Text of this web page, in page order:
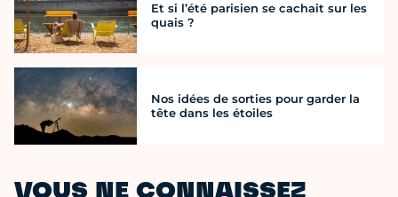
Et si l’été parisien se cachait sur les
quais ?
Nos idées de sorties pour garder la
tête dans les étoiles
VOUS NE CONNAISSEZ